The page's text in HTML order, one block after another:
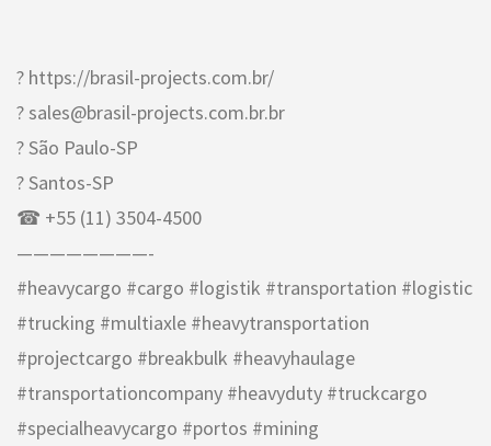
? https://brasil-projects.com.br/
? sales@brasil-projects.com.br.br
? São Paulo-SP
? Santos-SP
☎ +55 (11) 3504-4500
————————-
#heavycargo #cargo #logistik #transportation #logistic
#trucking #multiaxle #heavytransportation
#projectcargo #breakbulk #heavyhaulage
#transportationcompany #heavyduty #truckcargo
#specialheavycargo #portos #mining